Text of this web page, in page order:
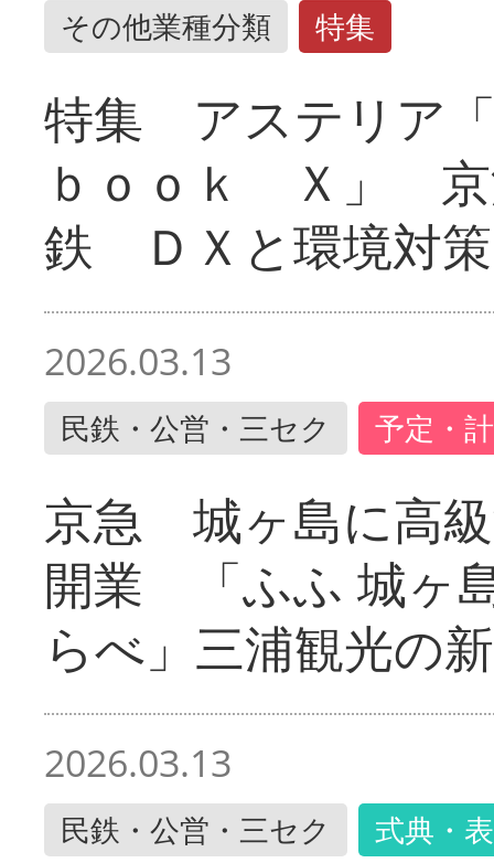
その他業種分類 特集
特集 アステリア
ｂｏｏｋ Ｘ」 京
鉄 ＤＸと環境対策
2026.03.13
民鉄・公営・三セク 予定・
京急 城ヶ島に高
開業 「ふふ 城ヶ
らべ」三浦観光の
2026.03.13
民鉄・公営・三セク 式典・